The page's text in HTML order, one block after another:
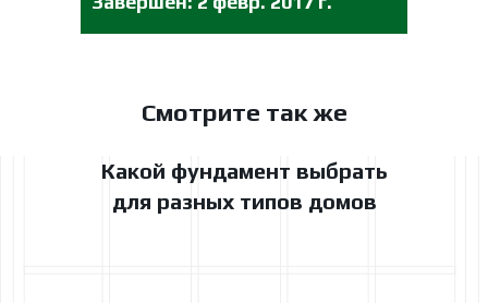
Смотрите так же
Какой фундамент выбрать
для разных типов домов